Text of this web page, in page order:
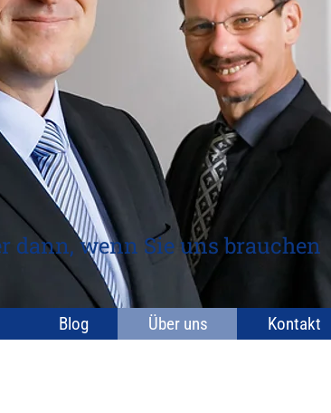
dann, wenn Sie uns brauchen
Blog Über uns Kontakt